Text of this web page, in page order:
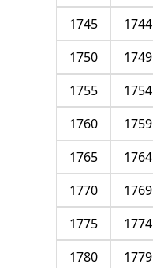
1744
1745
1749
1750
1754
1755
1759
1760
1764
1765
1769
1770
1774
1775
1779
1780